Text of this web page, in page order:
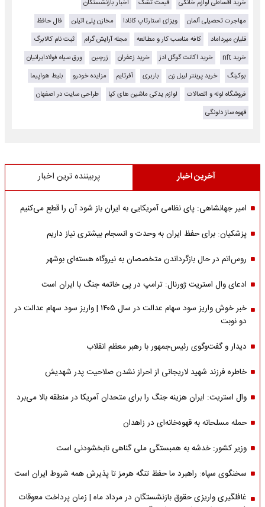
خرید اقساطی لوازم خانگی قیمت تشک
اخبار بازنشستگان
مهاجرت تحصیلی آلمان
ویزای استارتاپ کانادا مخازن پلی اتیلن
فال حافظ
قلیان میرداماد
کافه مناسب کار و مطالعه مجله آرایش گرام
ثبت نام کالابرگ
خرید nft
خرید اکانت گوگل ادز خرید زعفران زرچین
ورق سیاه فولادایرانیان
بوکینگ
خرید پرینتر لیبل زن باربری آفرتایم مزایده خودرو
بلیط هواپیما
فروشگاه لوله و اتصالات
لوازم یدکی ماشین های کیا
طراحی سایت در اصفهان
قهوه ساز دلونگی
آخرین اخبار پربیننده ترین اخبار
امیر جهانشاهی: پای نظامی آمریکایی به ایران باز شود آن را قطع می‌کنیم
پزشکیان: برای حفظ ایران به وحدت و انسجام بیشتری نیاز داریم
روس‌اتم در حال بازگرداندن متخصصان به نیروگاه هسته‌ای بوشهر
ادعای وال استریت ژورنال: ترامپ در پی خاتمه جنگ با ایران است
خبر خوش واریز سود سهام عدالت در سال ۱۴۰۵ | واریز سود سهام عدالت در
دو نوبت
دیدار و گفت‌وگوی رئیس‌جمهور با رهبر معظم انقلاب
خاطره فرزند شهید لاریجانی از احراز نشدن صلاحیت پدر شهدیش
وال استریت: ایران هزینه جنگ را برای متحدان آمریکا در منطقه بالا می‌برد
حمله مسلحانه به قهوه‌خانه‌ای در زاهدان
وزیر کشور: خدشه به همبستگی ملی گناهی نابخشودنی است
سخنگوی سپاه: راهبرد ما حفظ تنگه هرمز تا پذیرش همه شروط ایران است
غافلگیری واریزی حقوق بازنشستگان در مرداد ماه | زمان پرداخت معوقات